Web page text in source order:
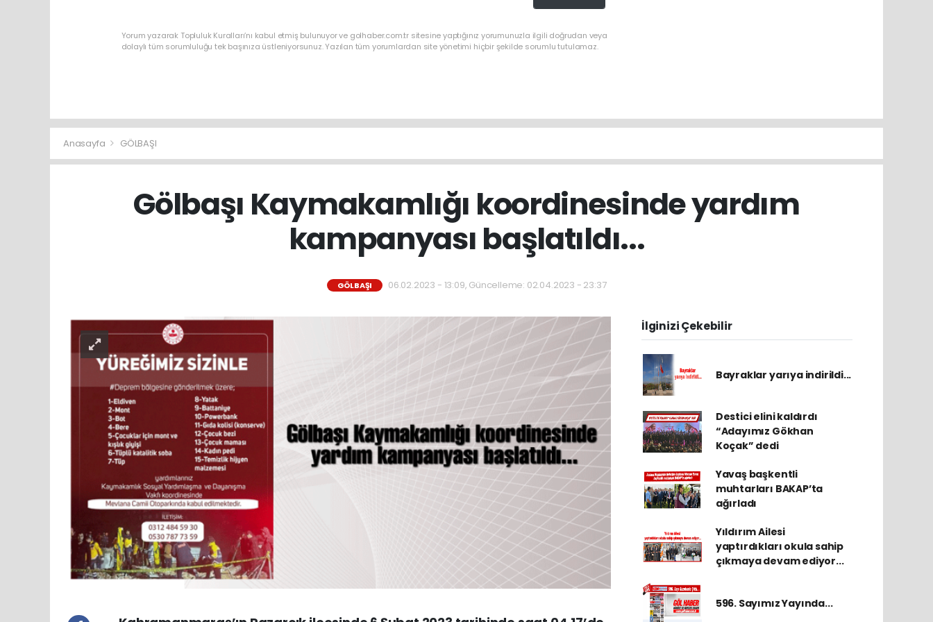
Yorum yazarak Topluluk Kuralları’nı kabul etmiş bulunuyor ve golhaber.com.tr sitesine yaptığınız yorumunuzla ilgili doğrudan veya
dolaylı tüm sorumluluğu tek başınıza üstleniyorsunuz. Yazılan tüm yorumlardan site yönetimi hiçbir şekilde sorumlu tutulamaz.
Anasayfa GÖLBAŞI
Gölbaşı Kaymakamlığı koordinesinde yardım
kampanyası başlatıldı...
GÖLBAŞI 06.02.2023 - 13:09, Güncelleme: 02.04.2023 - 23:37
İlginizi Çekebilir
Bayraklar yarıya indirildi...
Destici elini kaldırdı
“Adayımız Gökhan
Koçak” dedi
Yavaş başkentli
muhtarları BAKAP’ta
ağırladı
Yıldırım Ailesi
yaptırdıkları okula sahip
çıkmaya devam ediyor...
596. Sayımız Yayında...